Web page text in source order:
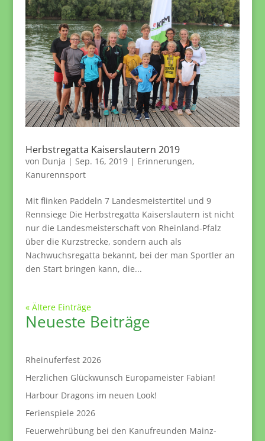
Herbstregatta Kaiserslautern 2019
von Dunja | Sep. 16, 2019| Erinnerungen,
Kanurennsport
Mit flinken Paddeln 7 Landesmeistertitel und 9
Rennsiege Die Herbstregatta Kaiserslautern ist nicht
nur die Landesmeisterschaft von Rheinland-Pfalz
über die Kurzstrecke, sondern auch als
Nachwuchsregatta bekannt, bei der man Sportler an
den Start bringen kann, die...
« Ältere Einträge
Neueste Beiträge
Rheinuferfest 2026
Herzlichen Glückwunsch Europameister Fabian!
Harbour Dragons im neuen Look!
Ferienspiele 2026
Feuerwehrübung bei den Kanufreunden Mainz-